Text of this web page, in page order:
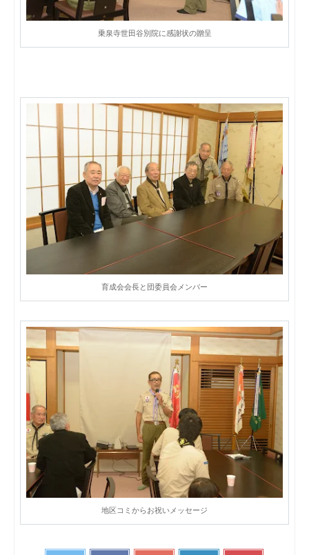
乗泉寺世田谷別院に感謝状の贈呈
育成会会長と団委員会メンバー
地区コミからお祝いメッセージ